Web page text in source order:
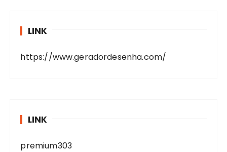
LINK
https://www.geradordesenha.com/
LINK
premium303